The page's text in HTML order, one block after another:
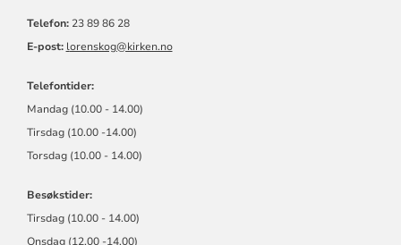
Telefon: 23 89 86 28
E-post: lorenskog@kirken.no
Telefontider:
Mandag (10.00 - 14.00)
Tirsdag (10.00 -14.00)
Torsdag (10.00 - 14.00)
Besøkstider:
Tirsdag (10.00 - 14.00)
Onsdag (12.00 -14.00)